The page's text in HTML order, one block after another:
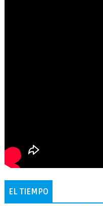
EL TIEMPO